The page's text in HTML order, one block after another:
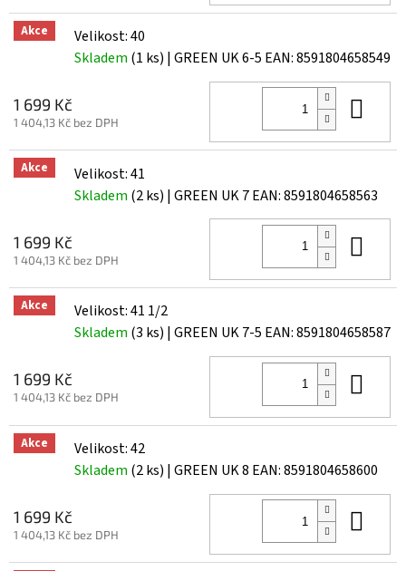
Akce
Velikost: 40
Skladem (1 ks) | GREEN UK 6-5 EAN:8591804658549
1 699 Kč
1 404,13 Kč bez DPH
Akce
Velikost: 41
Skladem (2 ks) | GREEN UK 7EAN:8591804658563
1 699 Kč
1 404,13 Kč bez DPH
Akce
Velikost: 41 1/2
Skladem (3 ks) | GREEN UK 7-5 EAN:8591804658587
1 699 Kč
1 404,13 Kč bez DPH
Akce
Velikost: 42
Skladem (2 ks) | GREEN UK 8 EAN:8591804658600
1 699 Kč
1 404,13 Kč bez DPH